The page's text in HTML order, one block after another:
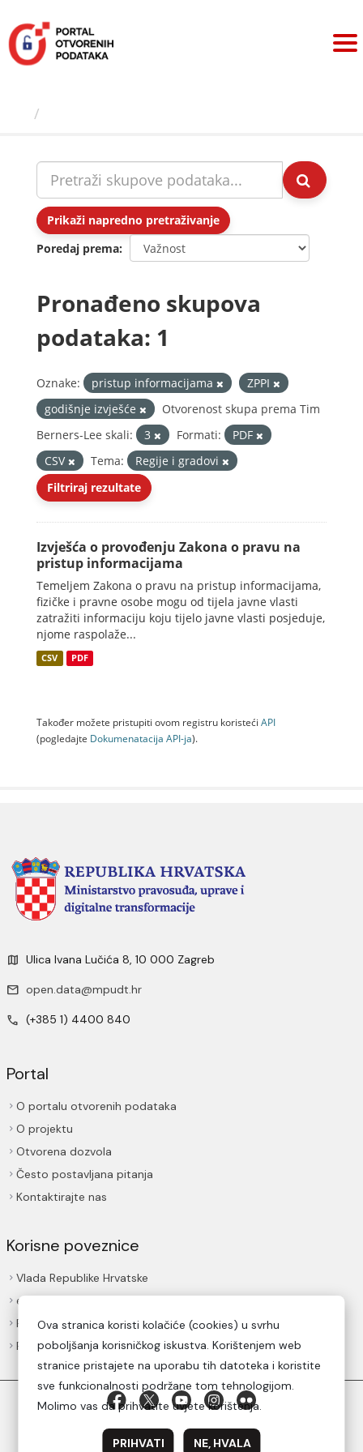
sadržaj
Prikaži napredno pretraživanje
Poredaj prema
Pronađeno skupova
podataka: 1
Oznake: pristup informacijama
ZPPI
godišnje izvješće
Otvorenost skupa prema Tim
Berners-Lee skali:
3 Formati:
PDF
CSV
Tema:
Regije i gradovi
Filtriraj rezultate
Izvješća o provođenju Zakona o pravu na
pristup informacijama
Temeljem Zakona o pravu na pristup informacijama,
fizičke i pravne osobe mogu od tijela javne vlasti
zatražiti informaciju koju tijelo javne vlasti posjeduje,
njome raspolaže...
CSV PDF
Također možete pristupiti ovom registru koristeći API
(pogledajte Dokumenаtаcijа API-jа).